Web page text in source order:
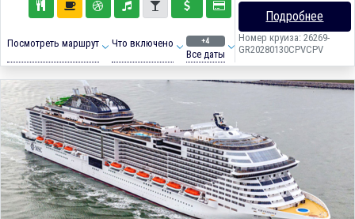
Посмотреть маршрут Что включено +4
Все даты
Подробнее
Номер круиза: 26269-
GR20280130CPVCPV